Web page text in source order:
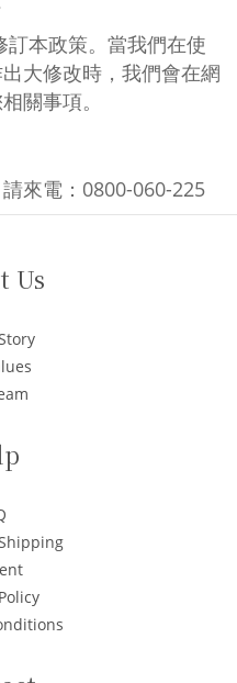
訂本政策。當我們在使
大修改時，我們會在網
關事項。
來電：0800-060-225
Us